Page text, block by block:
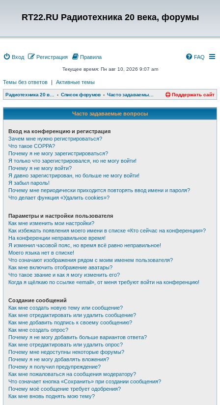
RT22.RU Радиотехника 20 века, форумы
Вход Регистрация FAQ
Правила
Текущее время: Пн авг 10, 2026 9:07 am
Темы без ответов | Активные темы
Радиотехника 20 века, форумы Список форумов Поддержать сайт
Часто задаваемые вопросы
Вход на конференцию и регистрация
Зачем мне нужно регистрироваться?
Что такое COPPA?
Почему я не могу зарегистрироваться?
Я только что зарегистрировался, но не могу войти!
Почему я не могу войти?
Я давно зарегистрирован, но больше не могу войти!
Я забыл пароль!
Почему мне периодически приходится повторять ввод имени и пароля?
Что делает функция «Удалить cookies»?
Параметры и настройки пользователя
Как мне изменить мои настройки?
Как избежать появления моего имени в списке «Кто сейчас на конференции»?
На конференции неправильное время!
Я изменил часовой пояс, но время всё равно неправильное!
Моего языка нет в списке!
Что означают изображения рядом с моим именем пользователя?
Как мне включить отображение аватары?
Что такое звание и как я могу изменить его?
Когда я щёлкаю по ссылке «email», от меня требуют войти на конференцию!
Создание сообщений
Как мне создать новую тему или сообщение?
Как мне отредактировать или удалить сообщение?
Как мне добавить подпись к своему сообщению?
Как мне создать опрос?
Почему я не могу добавить больше вариантов ответа?
Как мне отредактировать или удалить опрос?
Почему мне недоступны некоторые форумы?
Почему я не могу добавлять вложения?
Почему я получил предупреждение?
Как мне пожаловаться на сообщения модератору?
Что означает кнопка «Сохранить» при создании сообщения?
Почему моё сообщение требует одобрения?
Как мне вновь поднять мою тему?